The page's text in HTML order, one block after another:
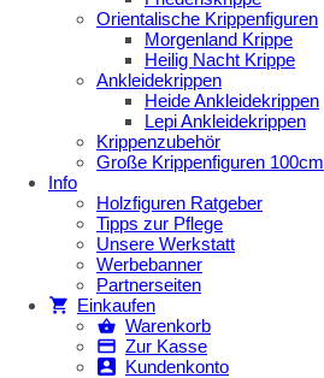
Orientalische Krippenfiguren
Morgenland Krippe
Heilig Nacht Krippe
Ankleidekrippen
Heide Ankleidekrippen
Lepi Ankleidekrippen
Krippenzubehör
Große Krippenfiguren 100cm
Info
Holzfiguren Ratgeber
Tipps zur Pflege
Unsere Werkstatt
Werbebanner
Partnerseiten
Einkaufen
Warenkorb
Zur Kasse
Kundenkonto